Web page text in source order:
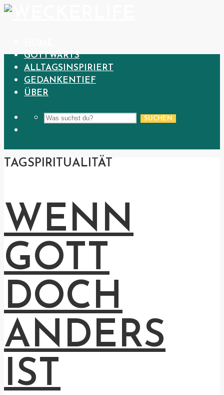
GOTTWÄRTS
ALLTAGSINSPIRIERT
GEDANKENTIEF
ÜBER
SUCHEN
TAGSPIRITUALITÄT
WENN
GOTT
DOCH
ANDERS
IST